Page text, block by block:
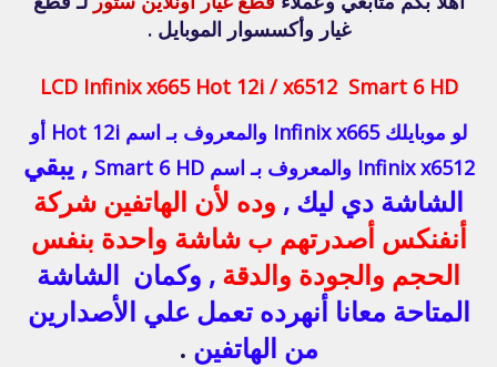
غيار وأكسسوار الموبايل .
LCD Infinix x665 Hot 12i / x6512 Smart 6 HD
لو موبايلك Infinix x665 والمعروف بـ اسم Hot 12i
أو
Infinix x6512 والمعروف بـ اسم Smart 6 HD
, يبقي
الشاشة دي ليك , وده لأن الهاتفين شركة
أنفنكس أصدرتهم ب شاشة واحدة بنفس
الحجم والجودة والدقة , وكمان الشاشة
المتاحة معانا أنهرده تعمل علي الأصدارين
من الهاتفين .